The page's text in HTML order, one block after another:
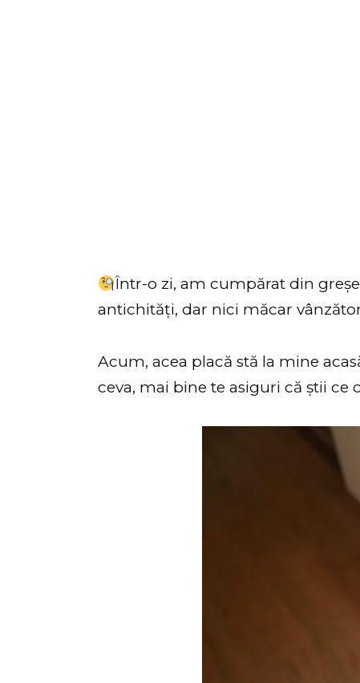
Într-o zi, am cumpărat din
antichități, dar nici măcar
Acum, acea placă stă la mine
ceva, mai bine te asiguri că știi ce